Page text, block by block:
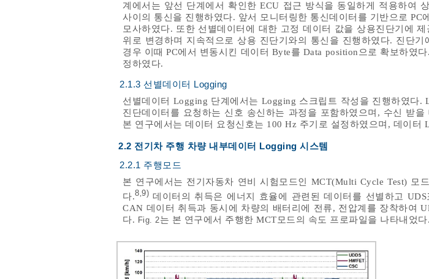
계에서는 앞선 단계에서 확인한 ECU 접근 방식을 동일하게 적용하여
사이의 통신을 진행하였다. 앞서 모니터링한 통신데이터를 기반으로 PC
모사하였다. 또한 선별데이터에 대한 고정 데이터 값을 상용진단기에
위로 변경하며 지속적으로 상용 진단기와의 통신을 진행하였다. 진단
경우 이때 PC에서 변동시킨 데이터 Byte를 Data position으로 확보하였
정하였다.
2.1.3 선별데이터 Logging
선별데이터 Logging 단계에서는 Logging 스크립트 작성을 진행하였다.
진단데이터를 요청하는 신호 송신하는 과정을 포함하였으며, 수신 받
본 연구에서는 데이터 요청신호는 100 Hz 주기로 설정하였으며, 데이터
2.2 전기차 주행 차량 내부데이터 Logging 시스템
2.2.1 주행모드
본 연구에서는 전기자동차 연비 시험모드인 MCT(Multi Cycle Test) 모
다.8,9) 데이터의 취득은 에너지 효율에 관련된 데이터를 선별하고
CAN 데이터 취득과 동시에 차량의 배터리에 전류, 전압계를 장착하여
다. Fig. 2는 본 연구에서 주행한 MCT모드의 속도 프로파일을 나타내었다.